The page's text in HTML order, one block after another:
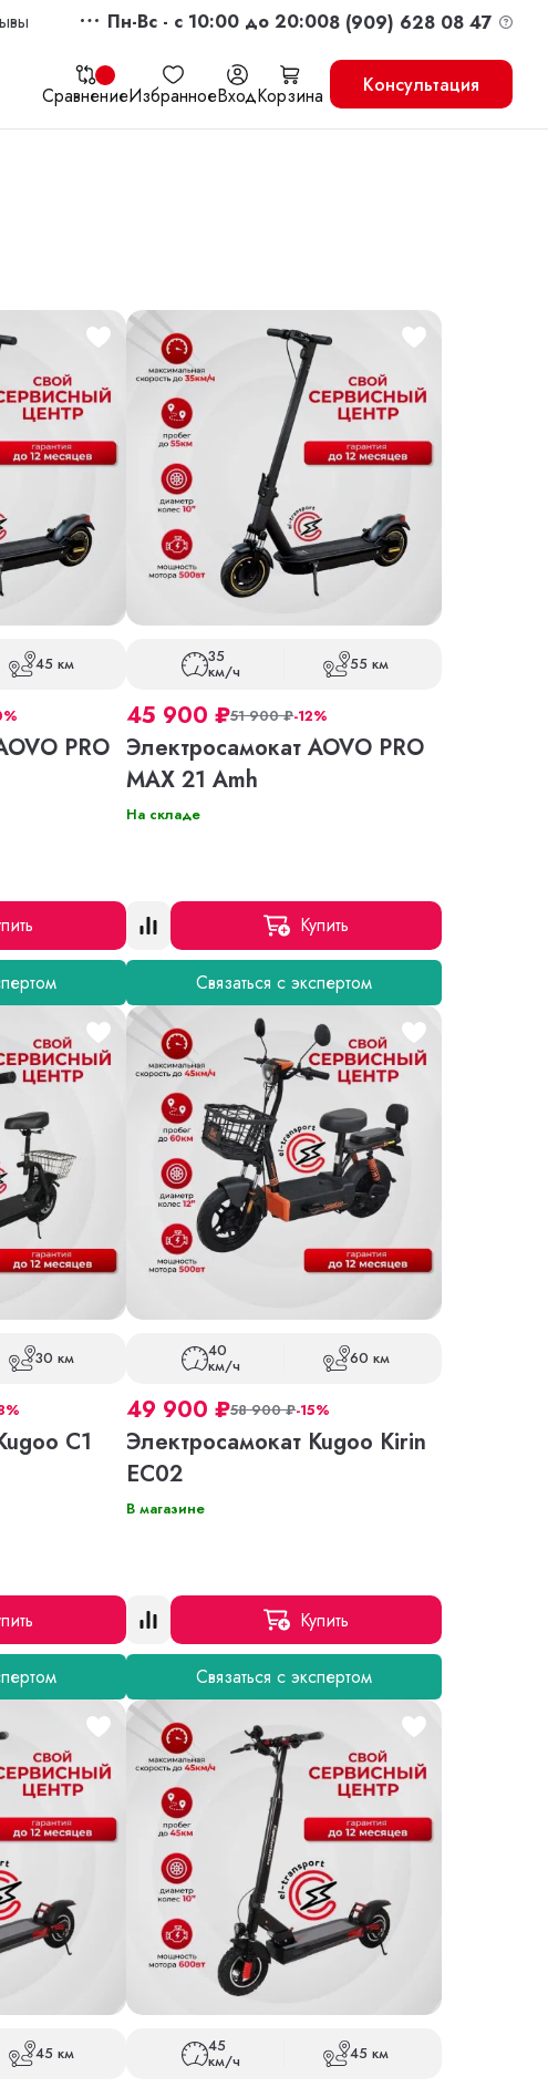
Пн-Вс - c 10:00 до 20:008 (909) 628 08 47
СравнениеИзбранноеВходКорзина Консультация
45 км
PRO
35
км/ч 55 км
45 900₽51 900₽-12%
Электросамокат AOVO PRO
MAX 21 Amh
На складе
Купить
Связаться с экспертом
30 км
C1
40
км/ч 60 км
49 900₽58 900₽-15%
Электросамокат Kugoo Kirin
EC02
В магазине
Купить
Связаться с экспертом
45 км 45
км/ч 45 км